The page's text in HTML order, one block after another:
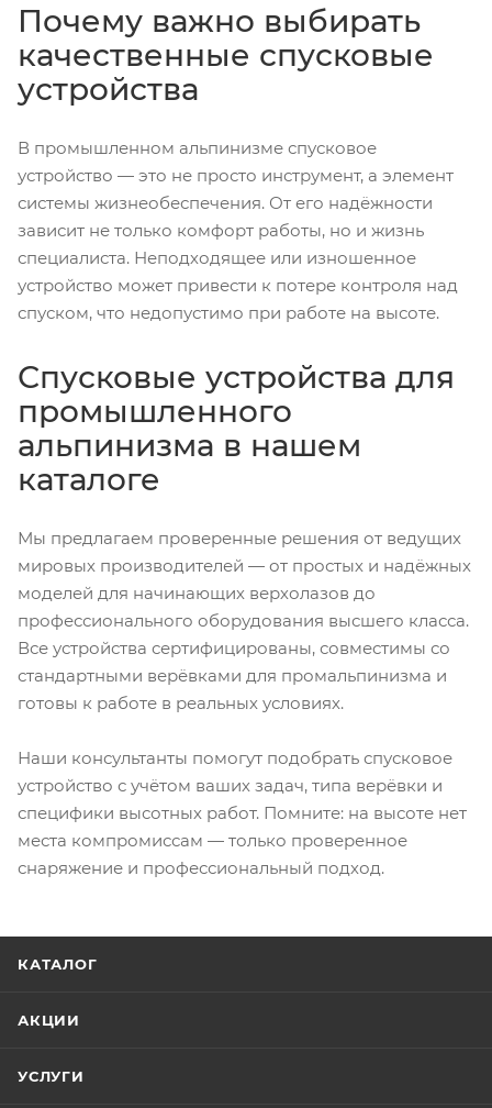
Почему важно выбирать
качественные спусковые
устройства
В промышленном альпинизме спусковое
устройство — это не просто инструмент, а элемент
системы жизнеобеспечения. От его надёжности
зависит не только комфорт работы, но и жизнь
специалиста. Неподходящее или изношенное
устройство может привести к потере контроля над
спуском, что недопустимо при работе на высоте.
Спусковые устройства для
промышленного
альпинизма в нашем
каталоге
Мы предлагаем проверенные решения от ведущих
мировых производителей — от простых и надёжных
моделей для начинающих верхолазов до
профессионального оборудования высшего класса.
Все устройства сертифицированы, совместимы со
стандартными верёвками для промальпинизма и
готовы к работе в реальных условиях.
Наши консультанты помогут подобрать спусковое
устройство с учётом ваших задач, типа верёвки и
специфики высотных работ. Помните: на высоте нет
места компромиссам — только проверенное
снаряжение и профессиональный подход.
КАТАЛОГ
АКЦИИ
УСЛУГИ